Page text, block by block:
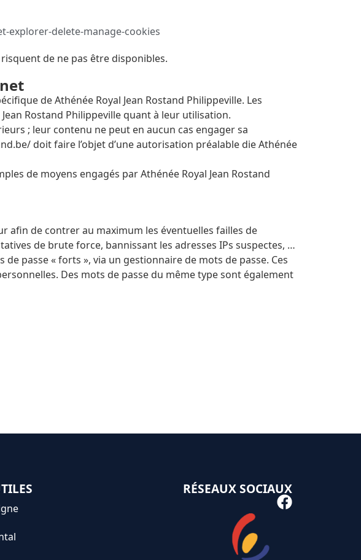
delete-manage-cookies
de ne pas être disponibles.
de Athénée Royal Jean Rostand Philippeville. Les
Rostand Philippeville quant à leur utilisation.
; leur contenu ne peut en aucun cas engager sa
doit faire l’objet d’une autorisation préalable die Athénée
de moyens engagés par Athénée Royal Jean Rostand
afin de contrer au maximum les éventuelles failles de
de brute force, bannissant les adresses IPs suspectes, …
passe « forts », via un gestionnaire de mots de passe. Ces
Des mots de passe du même type sont également
RÉSEAUX SOCIAUX